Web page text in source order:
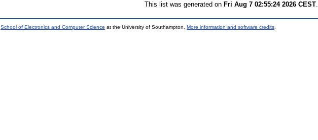
This list was generated on Fri Aug 7 02:55:24 2026 CEST.
School of Electronics and Computer Science at the University of Southampton. More information and software credits